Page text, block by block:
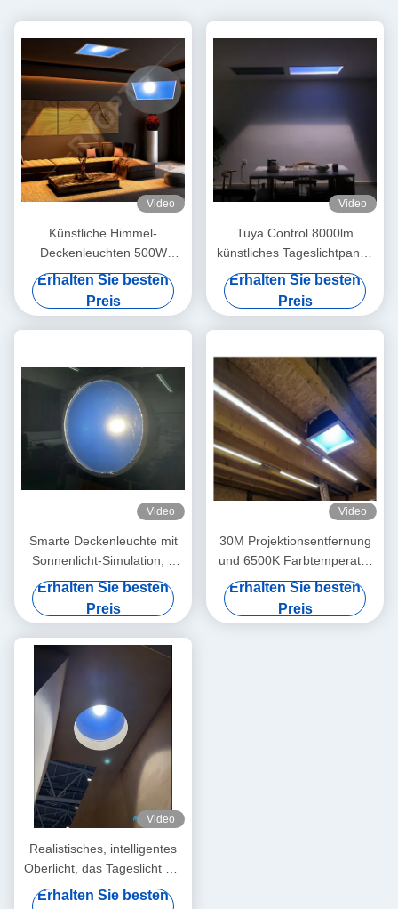
Video
Künstliche Himmel-
Deckenleuchten 500W
justierbarer Tuya Alexa
Oberlicht-LED
Erhalten Sie besten
Preis
Video
Tuya Control 8000lm
künstliches Tageslichtpanel,
200W LED Sky Deckenpanel
Erhalten Sie besten
Preis
Video
Smarte Deckenleuchte mit
Sonnenlicht-Simulation, 2
Fuß rund 80W, >3000
Lumen, Mesh 5.0 & Tuya
App Unterstützung, 2700K-
6500K für Tag-zu-Nacht-
Erhalten Sie besten
Preis
Video
30M Projektionsentfernung
und 6500K Farbtemperatur
Kunstlichtpanel für
Erhalten Sie besten
Preis
Video
Realistisches, intelligentes
Oberlicht, das Tageslicht mit
Rayleigh-Streuung
Erhalten Sie besten